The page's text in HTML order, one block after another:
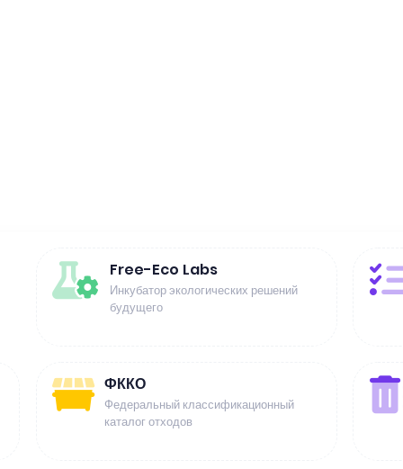
Free-Eco Labs
Инкубатор экологических решений
будущего
ФККО
Федеральный классификационный
каталог отходов